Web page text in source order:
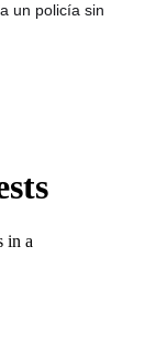
un policía sin